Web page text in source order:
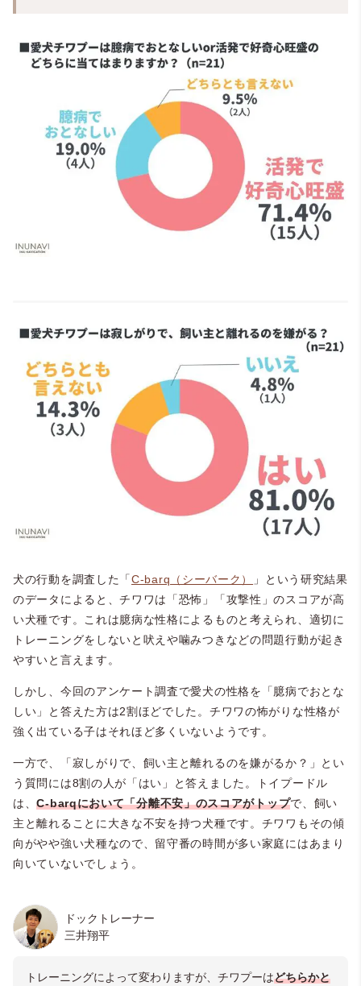
犬の行動を調査した「C-barq（シーバーク）
」という研究結果
のデータによると、チワワは「恐怖」「攻撃性」のスコアが高
い犬種です。これは臆病な性格によるものと考えられ、適切に
トレーニングをしないと吠えや噛みつきなどの問題行動が起き
やすいと言えます。
しかし、今回のアンケート調査で愛犬の性格を「臆病でおとな
しい」と答えた方は2割ほどでした。チワワの怖がりな性格が
強く出ている子はそれほど多くいないようです。
一方で、「寂しがりで、飼い主と離れるのを嫌がるか？」とい
う質問には8割の人が「はい」と答えました。トイプードル
は、C-barqにおいて「分離不安」のスコアがトップで、飼い
主と離れることに大きな不安を持つ犬種です。チワワもその傾
向がやや強い犬種なので、留守番の時間が多い家庭にはあまり
向いていないでしょう。
ドックトレーナー
三井翔平
トレーニングによって変わりますが、チワプーはどちらかと